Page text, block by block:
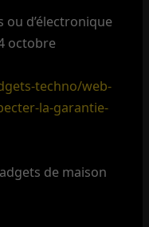
ou d’électronique
octobre
techno/web-
la-garantie-
de maison